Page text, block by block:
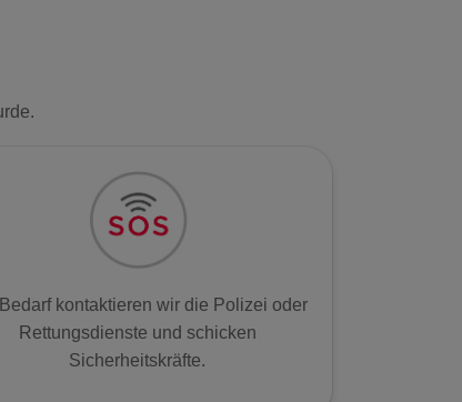
kontaktieren wir die Polizei oder
Rettungsdienste und schicken
Sicherheitskräfte.